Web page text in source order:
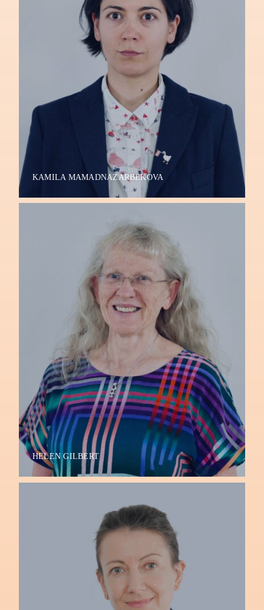
KAMILA MAMADNAZARBEKOVA
HELEN GILBERT